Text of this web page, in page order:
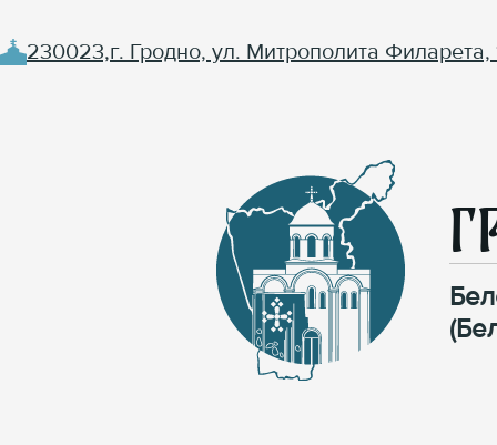
230023,г. Гродно, ул. Митрополита Филарета,